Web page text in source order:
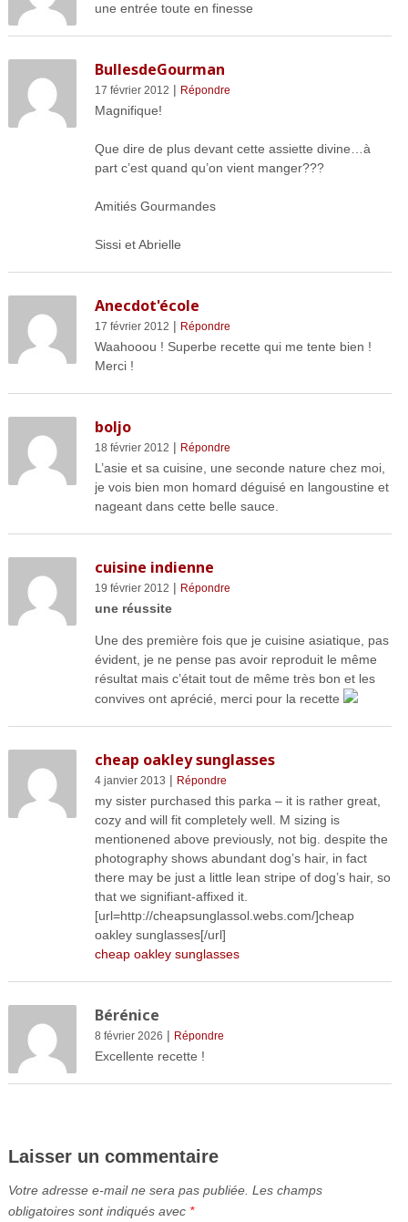
une entrée toute en finesse
BullesdeGourman
17 février 2012 | Répondre
Magnifique!
Que dire de plus devant cette assiette divine…à
part c’est quand qu’on vient manger???
Amitiés Gourmandes
Sissi et Abrielle
Anecdot'école
17 février 2012 | Répondre
Waahooou ! Superbe recette qui me tente bien !
Merci !
boljo
18 février 2012 | Répondre
L’asie et sa cuisine, une seconde nature chez moi,
je vois bien mon homard déguisé en langoustine et
nageant dans cette belle sauce.
cuisine indienne
19 février 2012 | Répondre
une réussite
Une des première fois que je cuisine asiatique, pas
évident, je ne pense pas avoir reproduit le même
résultat mais c’était tout de même très bon et les
convives ont aprécié, merci pour la recette
cheap oakley sunglasses
4 janvier 2013 | Répondre
my sister purchased this parka – it is rather great,
cozy and will fit completely well. M sizing is
mentionened above previously, not big. despite the
photography shows abundant dog’s hair, in fact
there may be just a little lean stripe of dog’s hair, so
that we signifiant-affixed it.
[url=http://cheapsunglassol.webs.com/]cheap
oakley sunglasses[/url]
cheap oakley sunglasses
Bérénice
8 février 2026 | Répondre
Excellente recette !
Laisser un commentaire
Votre adresse e-mail ne sera pas publiée. Les champs
obligatoires sont indiqués avec *